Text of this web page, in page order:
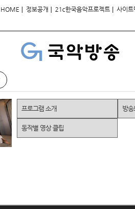
HOME | 정보공개 | 21c한국음악프로젝트 | 사이트
프로그램 소개 방
동작별 영상 클립